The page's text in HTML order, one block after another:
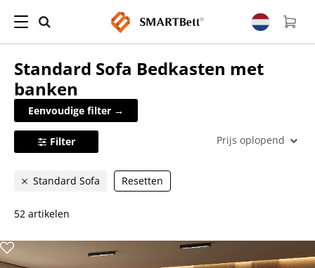
Standard Sofa Bedkasten met
banken
Eenvoudige filter →
Filter Prijs oplopend
Standard Sofa Resetten
52 artikelen